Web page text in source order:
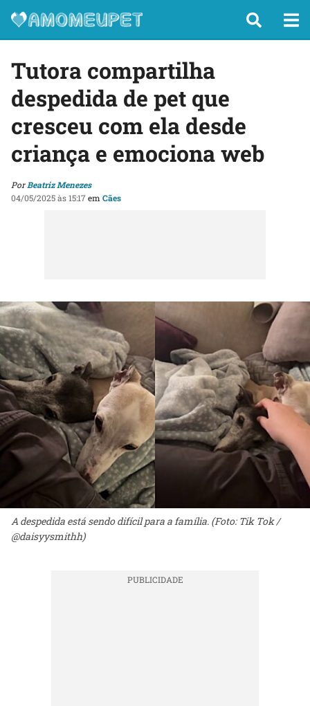
Tutora compartilha
despedida de pet que
cresceu com ela desde
criança e emociona web
PorBeatriz Menezes
04/05/2025 às 15:17 em Cães
A despedida está sendo difícil para a família. (Foto: Tik Tok /
@daisyysmithh)